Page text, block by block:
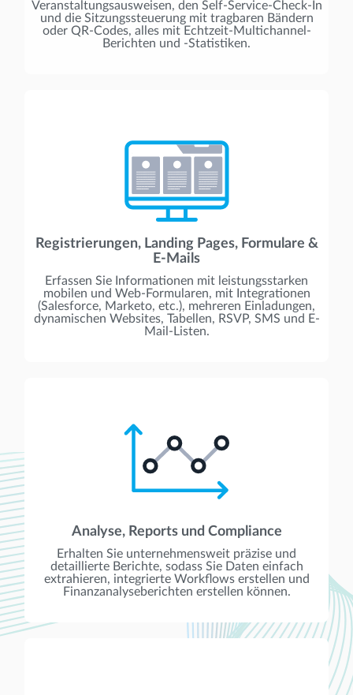
Veranstaltungsausweisen, den Self-Service-Check-In
und die Sitzungssteuerung mit tragbaren Bändern
oder QR-Codes, alles mit Echtzeit-Multichannel-
Berichten und -Statistiken.
Registrierungen, Landing Pages, Formulare &
E-Mails
Erfassen Sie Informationen mit leistungsstarken
mobilen und Web-Formularen, mit Integrationen
(Salesforce, Marketo, etc.), mehreren Einladungen,
dynamischen Websites, Tabellen, RSVP, SMS und E-
Mail-Listen.
Analyse, Reports und Compliance
Erhalten Sie unternehmensweit präzise und
detaillierte Berichte, sodass Sie Daten einfach
extrahieren, integrierte Workflows erstellen und
Finanzanalyseberichten erstellen können.